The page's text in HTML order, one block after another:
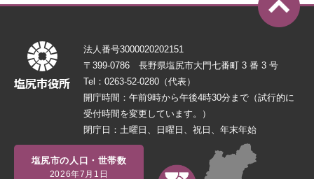
法人番号3000020202151
〒399-0786 長野県塩尻市大門七番町 3 番 3 号
Tel：0263-52-0280（代表）
開庁時間：午前9時から午後4時30分まで（試行的に
受付時間を変更しています。）
閉庁日：土曜日、日曜日、祝日、年末年始
塩尻市の人口・世帯数
2026年7月1日